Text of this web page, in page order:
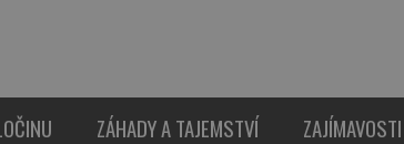
ZÁHADY A TAJEMSTVÍ ZAJÍMAVOSTI